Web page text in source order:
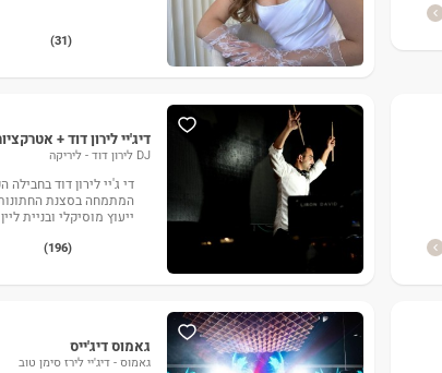
(31)
דיג'יי לירון דוד +
DJ לירון דוד - ליריקה
די ג'יי לירון דוד בחבילה
המתמחה בסצנת
ייעוץ מוסיקלי ובניית
(196)
גאמוס דיג'ייס
גאמוס - דיג'יי לירז סימן טוב